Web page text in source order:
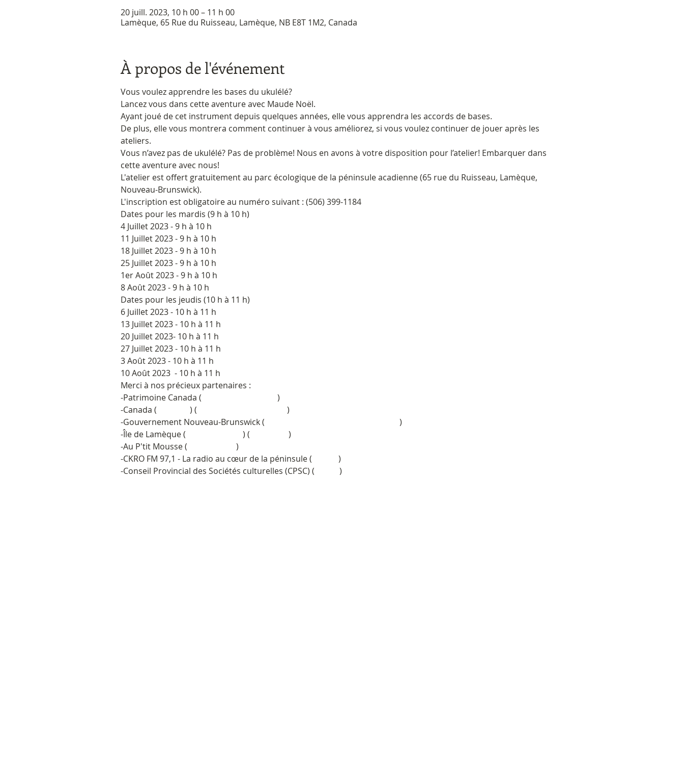
20 juill. 2023, 10 h 00 – 11 h 00
Lamèque, 65 Rue du Ruisseau, Lamèque, NB E8T 1M2, Canada
À propos de l'événement
Vous voulez apprendre les bases du ukulélé?
Lancez vous dans cette aventure avec Maude Noël.
Ayant joué de cet instrument depuis quelques années, elle vous apprendra les accords de bases.
De plus, elle vous montrera comment continuer à vous améliorez, si vous voulez continuer de jouer après les
ateliers.
Vous n’avez pas de ukulélé? Pas de problème! Nous en avons à votre disposition pour l’atelier! Embarquer dans
cette aventure avec nous!
L'atelier est offert gratuitement au parc écologique de la péninsule acadienne (65 rue du Ruisseau, Lamèque,
Nouveau-Brunswick).
L'inscription est obligatoire au numéro suivant : (506) 399-1184
Dates pour les mardis (9 h à 10 h)
4 Juillet 2023 - 9 h à 10 h
11 Juillet 2023 - 9 h à 10 h
18 Juillet 2023 - 9 h à 10 h
25 Juillet 2023 - 9 h à 10 h
1er Août 2023 - 9 h à 10 h
8 Août 2023 - 9 h à 10 h
Dates pour les jeudis (10 h à 11 h)
6 Juillet 2023 - 10 h à 11 h
13 Juillet 2023 - 10 h à 11 h
20 Juillet 2023- 10 h à 11 h
27 Juillet 2023 - 10 h à 11 h
3 Août 2023 - 10 h à 11 h
10 Août 2023  - 10 h à 11 h
Merci à nos précieux partenaires :
-Patrimoine Canada (
)
-Canada (
) (
)
-Gouvernement Nouveau-Brunswick (
)
-Île de Lamèque (
) (
)
-Au P'tit Mousse (
)
-CKRO FM 97,1 - La radio au cœur de la péninsule (
)
-Conseil Provincial des Sociétés culturelles (CPSC) (
)